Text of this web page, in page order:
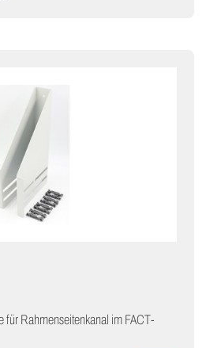
für Rahmenseitenkanal im FACT-